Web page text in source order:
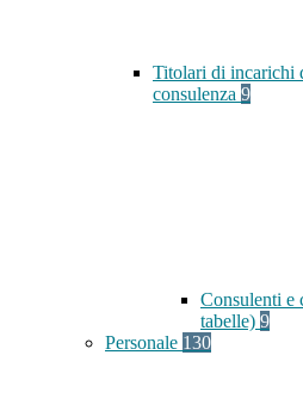
Titolari di incarichi
consulenza 9
Consulenti e
tabelle) 9
Personale 130